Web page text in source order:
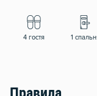
4 гостя 1